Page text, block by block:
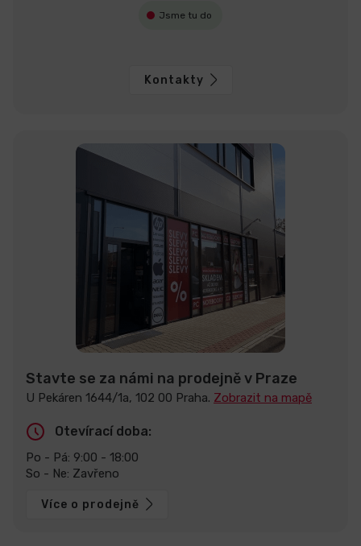
Jsme tu do
Kontakty
Stavte se za námi na prodejně v Praze
U Pekáren 1644/1a, 102 00 Praha. Zobrazit na mapě
Otevírací doba:
Po - Pá: 9:00 - 18:00
So - Ne: Zavřeno
Více o prodejně